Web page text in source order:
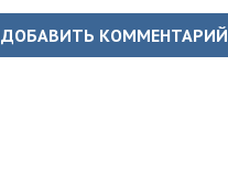
ДОБАВИТЬ КОММЕНТАРИЙ